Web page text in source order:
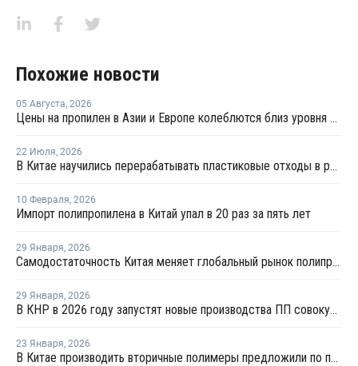
Похожие новости
05 Августа, 2026
Цены на пропилен в Азии и Европе колеблются близ уровня в USD1000
22 Июля, 2026
В Китае научились перерабатывать пластиковые отходы в реактивное топливо с эффективностью 82%
10 Февраля, 2026
Импорт полипропилена в Китай упал в 20 раз за пять лет
29 Января, 2026
Самодостаточность Китая меняет глобальный рынок полипропилена
29 Января, 2026
В КНР в 2026 году запустят новые производства ПП совокупной мощностью 4,9 млн тонн
23 Января, 2026
В Китае производить вторичные полимеры предложили по принципу конструкторов LEGO